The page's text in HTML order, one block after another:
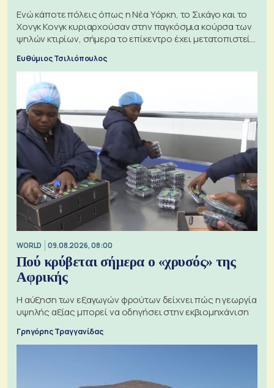
Ενώ κάποτε πόλεις όπως η Νέα Υόρκη, το Σικάγο και το
Χονγκ Κονγκ κυριαρχούσαν στην παγκόσμια κούρσα των
ψηλών κτιρίων, σήμερα το επίκεντρο έχει μετατοπιστεί
Ευθύμιος Τσιλιόπουλος
WORLD 09.08.2026, 08:00
Πού κρύβεται σήμερα ο «χρυσός» της
Αφρικής
Η αύξηση των εξαγωγών φρούτων δείχνει πώς η γεωργία
υψηλής αξίας μπορεί να οδηγήσει στην εκβιομηχάνιση
Γρηγόρης Τραγγανίδας